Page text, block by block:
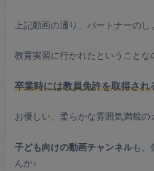
上記動画の通り、パートナーのし
教育実習に行かれたということな
卒業時には教員免許を取得され
お優しい、柔らかな雰囲気満載の
子ども向けの動画チャンネルも、
んか♪